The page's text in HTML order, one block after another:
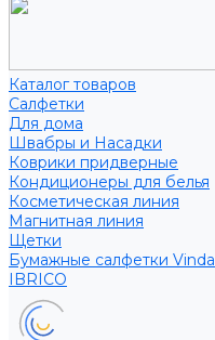
Каталог товаров
Салфетки
Для дома
Швабры и Насадки
Коврики придверные
Кондиционеры для белья
Косметическая линия
Магнитная линия
Щетки
Бумажные салфетки Vinda
IBRICO